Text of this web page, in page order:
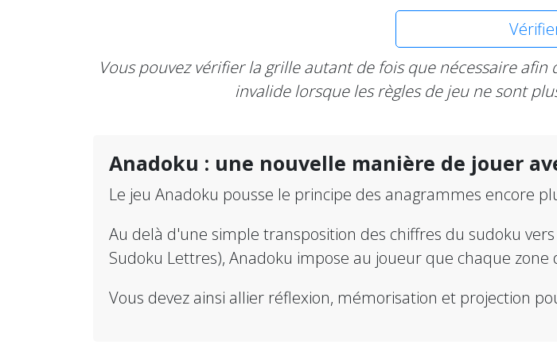
Vous pouvez vérifier la grille autant de fois que nécessaire
invalide lorsque les règles de jeu ne sont
Anadoku : une nouvelle manière de jouer
Le jeu Anadoku pousse le principe des anagrammes encore
Au delà d'une simple transposition des chiffres du sudoku
Sudoku Lettres), Anadoku impose au joueur que chaque
Vous devez ainsi allier réflexion, mémorisation et projection